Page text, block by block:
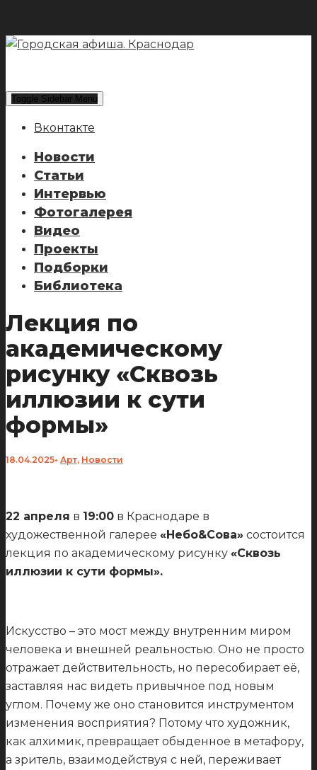
Toggle Sidebar Menu
Вконтакте
Новости
Статьи
Интервью
Фотогалерея
Видео
Проекты
Подборки
Библиотека
Лекция по
академическому
рисунку «Сквозь
иллюзии к сути
формы»
18.04.2025• Арт, Новости
22 апреля в 19:00 в Краснодаре в
художественной галерее «Небо&Сова» состоится
лекция по академическому рисунку «Сквозь
иллюзии к сути формы».
Искусство – это мост между внутренним миром
человека и внешней реальностью. Оно не просто
отражает действительность, но пересобирает её,
заставляя нас видеть привычное под новым
углом. Почему же оно становится инструментом
изменения восприятия? Потому что художник,
как алхимик, превращает обыденное в метафору,
а зритель, взаимодействуя с ней, переживает